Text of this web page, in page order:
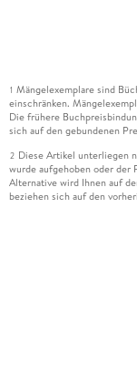
1 Mängelexemplare sind
einschränken.
Die frühere
sich auf den gebundenen
2 Diese Artikel unterliegen
wurde aufgehoben oder der
Alternative wird Ihnen auf
beziehen sich auf den